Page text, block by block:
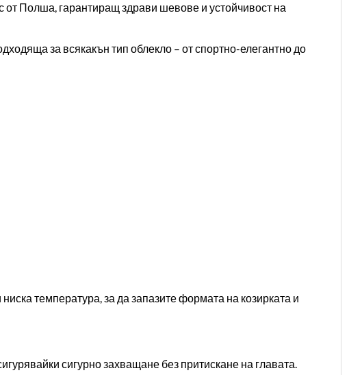
от Полша, гарантиращ здрави шевове и устойчивост на
за всякакън тип облекло – от спортно-елегантно до
температура, за да запазите формата на козирката и
сигурно захващане без притискане на главата.